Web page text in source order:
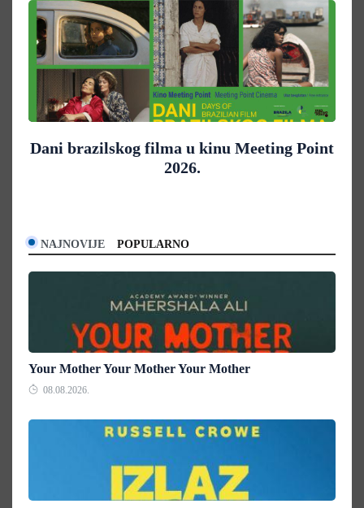
Dani brazilskog filma u kinu Meeting Point
2026.
NAJNOVIJE POPULARNO
Your Mother Your Mother Your Mother
08.08.2026.